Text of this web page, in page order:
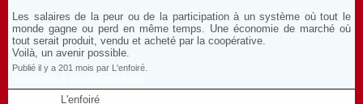
Les salaires de la peur ou de la participation à un système où tout le
monde gagne ou perd en même temps. Une économie de marché où
tout serait produit, vendu et acheté par la coopérative.
Voilà, un avenir possible.
Publié il y a 201 mois par L'enfoiré.
L'enfoiré